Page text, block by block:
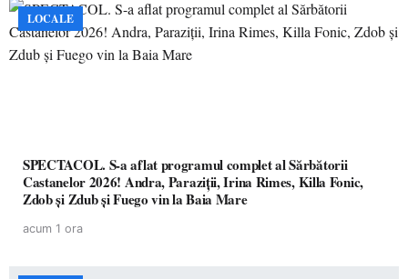
LOCALE
SPECTACOL. S-a aflat programul complet al Sărbătorii
Castanelor 2026! Andra, Paraziții, Irina Rimes, Killa Fonic,
Zdob și Zdub și Fuego vin la Baia Mare
acum 1 ora